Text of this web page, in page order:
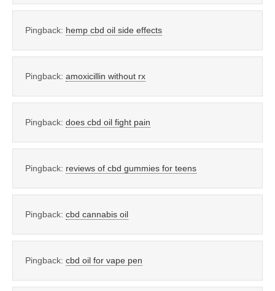
Pingback: hemp cbd oil side effects
Pingback: amoxicillin without rx
Pingback: does cbd oil fight pain
Pingback: reviews of cbd gummies for teens
Pingback: cbd cannabis oil
Pingback: cbd oil for vape pen